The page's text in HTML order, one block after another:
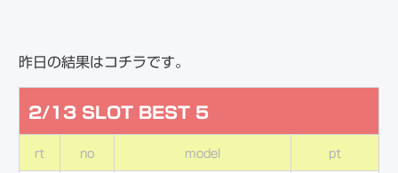
昨日の結果はコチラです。
2/13 SLOT BEST 5
rt no model pt